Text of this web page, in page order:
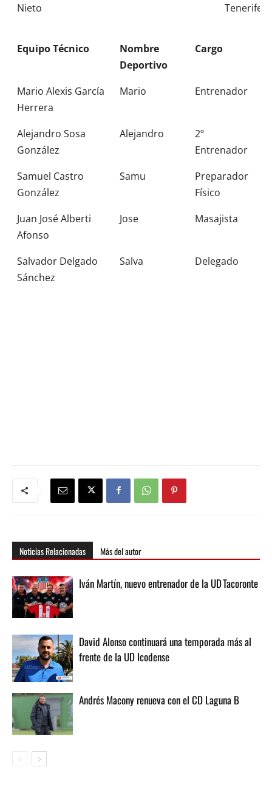
Nieto
Tenerife
Equipo Técnico
Nombre
Deportivo
Cargo
Mario Alexis García
Herrera
Mario Entrenador
Alejandro Sosa
González
Alejandro
2º
Entrenador
Samuel Castro
González
Samu
Preparador
Físico
Juan José Alberti
Afonso
Jose Masajista
Salvador Delgado
Sánchez
Salva Delegado
Noticias Relacionadas Más del autor
Iván Martín, nuevo entrenador de la UD Tacoronte
David Alonso continuará una temporada más al
frente de la UD Icodense
Andrés Macony renueva con el CD Laguna B